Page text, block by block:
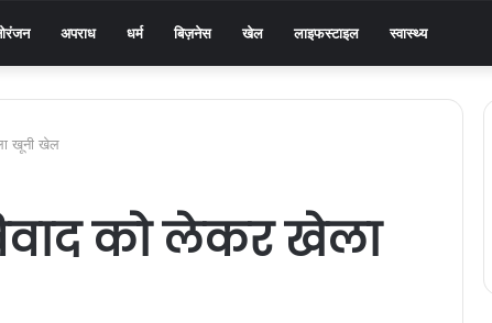
अपराध धर्म बिज़नेस खेल लाइफस्टाइल स्वास्थ्य
खूनी खेल
को लेकर खेला